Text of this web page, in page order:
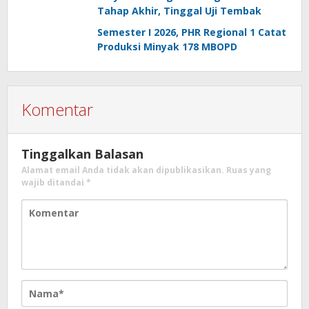
Tahap Akhir, Tinggal Uji Tembak
Semester I 2026, PHR Regional 1 Catat
Produksi Minyak 178 MBOPD
Komentar
Tinggalkan Balasan
Alamat email Anda tidak akan dipublikasikan. Ruas yang
wajib ditandai *